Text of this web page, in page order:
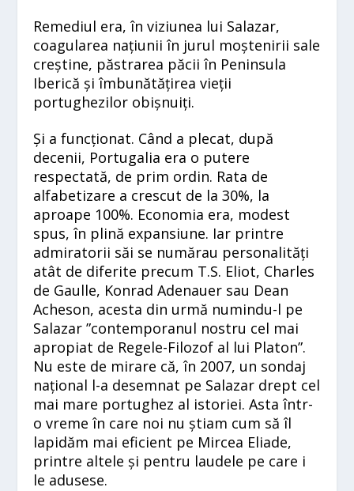
Remediul era, în viziunea lui Salazar,
coagularea națiunii în jurul moștenirii sale
creștine, păstrarea păcii în Peninsula
Iberică și îmbunătățirea vieții
portughezilor obișnuiți.
Și a funcționat. Când a plecat, după
decenii, Portugalia era o putere
respectată, de prim ordin. Rata de
alfabetizare a crescut de la 30%, la
aproape 100%. Economia era, modest
spus, în plină expansiune. Iar printre
admiratorii săi se numărau personalități
atât de diferite precum T.S. Eliot, Charles
de Gaulle, Konrad Adenauer sau Dean
Acheson, acesta din urmă numindu-l pe
Salazar ”contemporanul nostru cel mai
apropiat de Regele-Filozof al lui Platon”.
Nu este de mirare că, în 2007, un sondaj
național l-a desemnat pe Salazar drept cel
mai mare portughez al istoriei. Asta într-
o vreme în care noi nu știam cum să îl
lapidăm mai eficient pe Mircea Eliade,
printre altele și pentru laudele pe care i
le adusese.